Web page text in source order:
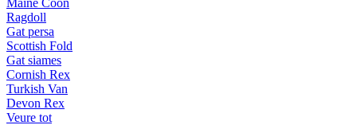
Maine Coon
Ragdoll
Gat persa
Scottish Fold
Gat siames
Cornish Rex
Turkish Van
Devon Rex
Veure tot